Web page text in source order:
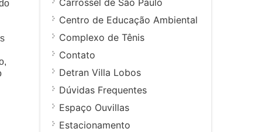
Carrossel de São Paulo
Centro de Educação Ambiental
Complexo de Tênis
Contato
Detran Villa Lobos
Dúvidas Frequentes
Espaço Ouvillas
Estacionamento